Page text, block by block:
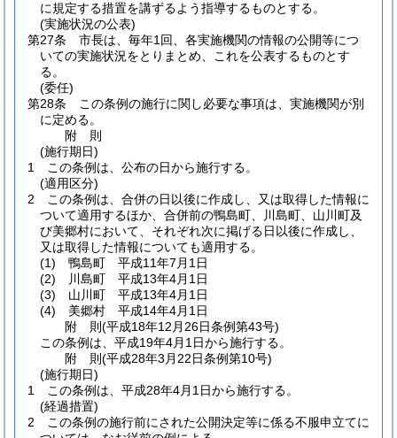
に規定する措置を講ずるよう指導するものとする。
(実施状況の公表)
第27条
市長は、毎年1回、各実施機関の情報の公開等につ
いての実施状況をとりまとめ、これを公表するものとす
る。
(委任)
第28条
この条例の施行に関し必要な事項は、実施機関が別
に定める。
附 則
(施行期日)
1
この条例は、公布の日から施行する。
(適用区分)
2
この条例は、合併の日以後に作成し、又は取得した情報に
ついて適用するほか、合併前の鴨島町、川島町、山川町及
び美郷村において、それぞれ次に掲げる日以後に作成し、
又は取得した情報についても適用する。
(1)
鴨島町 平成11年7月1日
(2)
川島町 平成13年4月1日
(3)
山川町 平成13年4月1日
(4)
美郷村 平成14年4月1日
附 則(平成18年12月26日条例第43号)
この条例は、平成19年4月1日から施行する。
附 則(平成28年3月22日条例第10号)
(施行期日)
1
この条例は、平成28年4月1日から施行する。
(経過措置)
2
この条例の施行前にされた公開決定等に係る不服申立てに